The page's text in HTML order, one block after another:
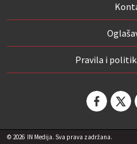
Pravila i
© 2026 IN Medija. Sva prava zadržana.